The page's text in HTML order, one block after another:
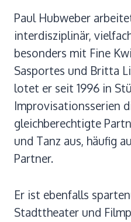
Paul Hubweber
interdisziplinär,
besonders mit Fine
Sasportes und Britta
lotet er seit 1996 in
Improvisationsserien
gleichberechtigte
und Tanz aus, häufig
Partner.
Er ist ebenfalls
Stadttheater und